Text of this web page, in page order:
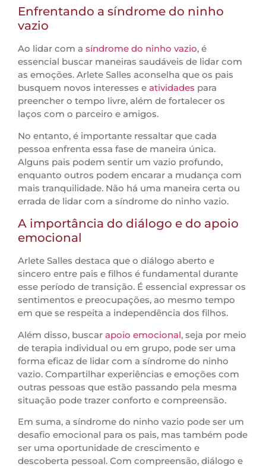
Enfrentando a síndrome do ninho
vazio
Ao lidar com a síndrome do ninho vazio, é
essencial buscar maneiras saudáveis de lidar com
as emoções. Arlete Salles aconselha que os pais
busquem novos interesses e atividades para
preencher o tempo livre, além de fortalecer os
laços com o parceiro e amigos.
No entanto, é importante ressaltar que cada
pessoa enfrenta essa fase de maneira única.
Alguns pais podem sentir um vazio profundo,
enquanto outros podem encarar a mudança com
mais tranquilidade. Não há uma maneira certa ou
errada de lidar com a síndrome do ninho vazio.
A importância do diálogo e do apoio
emocional
Arlete Salles destaca que o diálogo aberto e
sincero entre pais e filhos é fundamental durante
esse período de transição. É essencial expressar os
sentimentos e preocupações, ao mesmo tempo
em que se respeita a independência dos filhos.
Além disso, buscar apoio emocional, seja por meio
de terapia individual ou em grupo, pode ser uma
forma eficaz de lidar com a síndrome do ninho
vazio. Compartilhar experiências e emoções com
outras pessoas que estão passando pela mesma
situação pode trazer conforto e compreensão.
Em suma, a síndrome do ninho vazio pode ser um
desafio emocional para os pais, mas também pode
ser uma oportunidade de crescimento e
descoberta pessoal. Com compreensão, diálogo e